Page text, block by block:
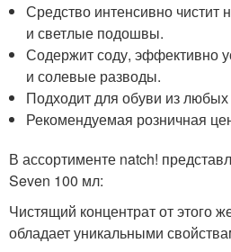
Средство интенсивно чистит
и светлые подошвы.
Содержит соду, эффективно
и солевые разводы.
Подходит для обуви из
Рекомендуемая розничная
В ассортименте natch!
Seven 100 мл:
Чистящий концентрат от этого
обладает уникальными